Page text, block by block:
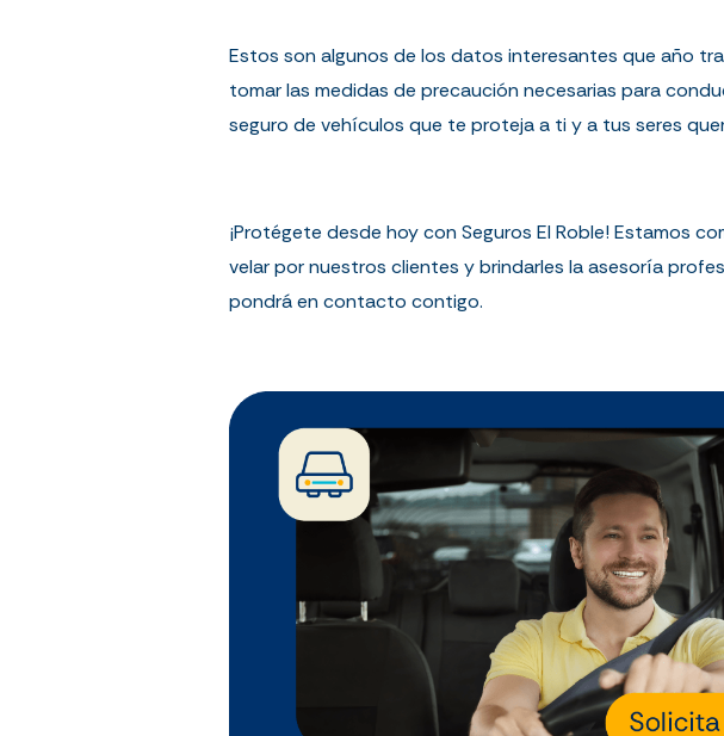
Estos son algunos de los datos interesantes que año
tomar las medidas de precaución necesarias para
seguro de vehículos que te proteja a ti y a tus seres
¡Protégete desde hoy con Seguros El Roble! Estamos
velar por nuestros clientes y brindarles la asesoría
pondrá en contacto contigo.